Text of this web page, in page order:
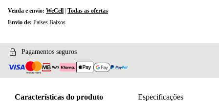
Venda e envio: WeCell Todas as ofertas
Envio de: Países Baixos
Pagamentos seguros
Características do produto Especificações